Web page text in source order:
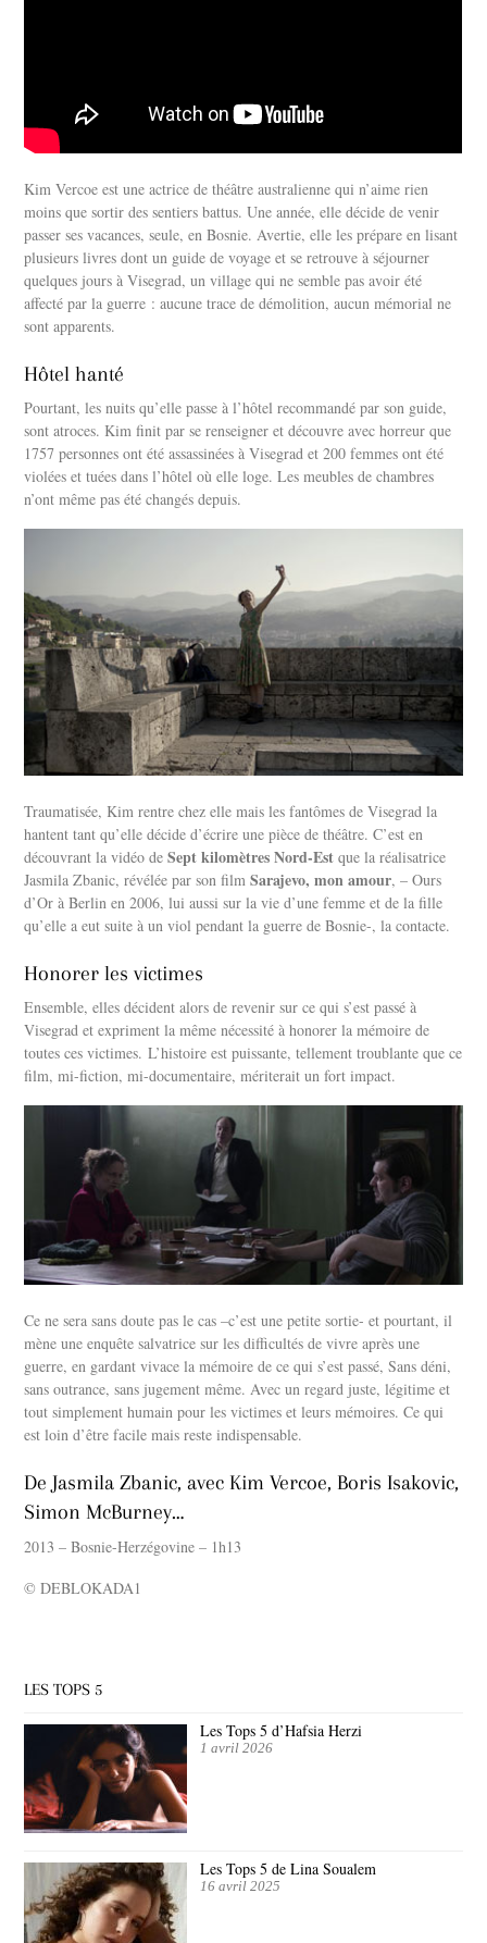
Kim Vercoe est une actrice de théâtre australienne qui n’aime rien
moins que sortir des sentiers battus. Une année, elle décide de venir
passer ses vacances, seule, en Bosnie. Avertie, elle les prépare en lisant
plusieurs livres dont un guide de voyage et se retrouve à séjourner
quelques jours à Visegrad, un village qui ne semble pas avoir été
affecté par la guerre : aucune trace de démolition, aucun mémorial ne
sont apparents.
Hôtel hanté
Pourtant, les nuits qu’elle passe à l’hôtel recommandé par son guide,
sont atroces. Kim finit par se renseigner et découvre avec horreur que
1757 personnes ont été assassinées à Visegrad et 200 femmes ont été
violées et tuées dans l’hôtel où elle loge. Les meubles de chambres
n’ont même pas été changés depuis.
Traumatisée, Kim rentre chez elle mais les fantômes de Visegrad la
hantent tant qu’elle décide d’écrire une pièce de théâtre. C’est en
découvrant la vidéo deSept kilomètres Nord-Est que la réalisatrice
Jasmila Zbanic, révélée par son filmSarajevo, mon amour, – Ours
d’Or à Berlin en 2006, lui aussi sur la vie d’une femme et de la fille
qu’elle a eut suite à un viol pendant la guerre de Bosnie-, la contacte.
Honorer les victimes
Ensemble, elles décident alors de revenir sur ce qui s’est passé à
Visegrad et expriment la même nécessité à honorer la mémoire de
toutes ces victimes.L’histoire est puissante, tellement troublante que ce
film, mi-fiction, mi-documentaire, mériterait un fort impact.
Ce ne sera sans doute pas le cas –c’est une petite sortie- et pourtant, il
mène une enquête salvatrice sur les difficultés de vivre après une
guerre, en gardant vivace la mémoire de ce qui s’est passé, Sans déni,
sans outrance, sans jugement même. Avec un regard juste, légitime et
tout simplement humain pour les victimes et leurs mémoires. Ce qui
est loin d’être facile mais reste indispensable.
De Jasmila Zbanic, avec Kim Vercoe, Boris Isakovic,
Simon McBurney…
2013 – Bosnie-Herzégovine – 1h13
© DEBLOKADA1
LES TOPS 5
Les Tops 5 d’Hafsia Herzi
1 avril 2026
Les Tops 5 de Lina Soualem
16 avril 2025